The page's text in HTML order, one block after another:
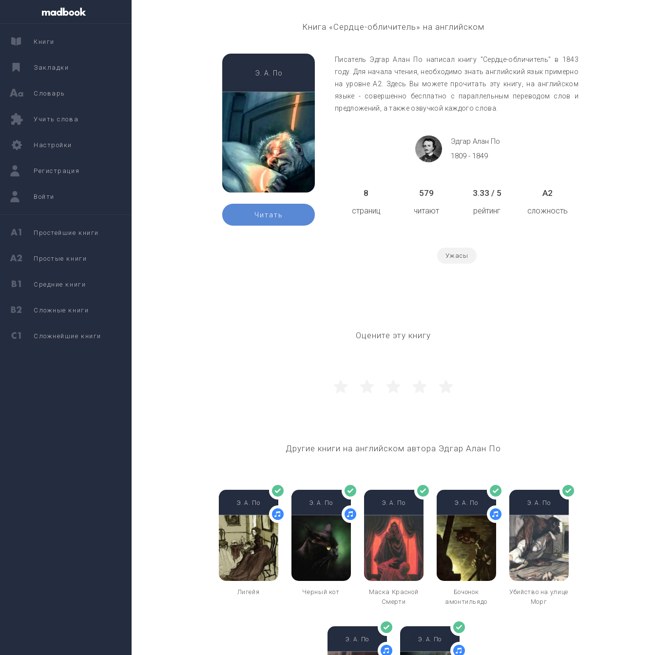
Книга «Сердце-обличитель» на английском
Э. А. По
Читать
Писатель Эдгар Алан По написал книгу "Сердце-обличитель" в 1843
году. Для начала чтения, необходимо знать английский язык примерно
на уровне A2. Здесь Вы можете прочитать эту книгу, на английском
языке - совершенно бесплатно с параллельным переводом слов и
предложений, а также озвучкой каждого слова.
Эдгар Алан По
1809 - 1849
8
страниц
579
читают
3.33 / 5
рейтинг
A2
сложность
Ужасы
Оцените эту книгу
Другие книги на английском автора Эдгар Алан По
Лигейя
Э. А. По
Черный кот
Э. А. По
Маска Красной
Смерти
Э. А. По
Бочонок
амонтильядо
Э. А. По
Убийство на улице
Морг
Э. А. По
Э. А. По Э. А. По
Книги
Закладки
Словарь
Учить слова
Настройки
Регистрация
Войти
Простейшие книги
Простые книги
Средние книги
Сложные книги
Сложнейшие книги